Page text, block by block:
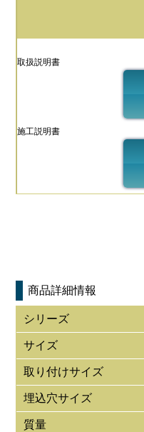
取扱説明書
施工説明書
商品詳細情報
シリーズ
サイズ
取り付けサイズ
埋込穴サイズ
質量